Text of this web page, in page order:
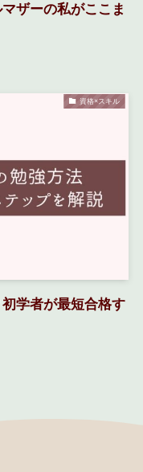
ザーの私がここま
資格×スキル
学者が最短合格す